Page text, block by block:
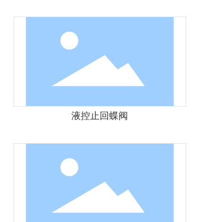
液控止回蝶阀